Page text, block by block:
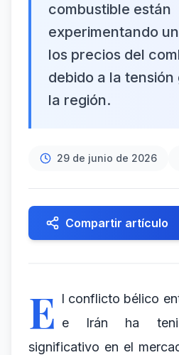
combustible están
experimentando
los precios del
debido a la
la región.
29 de junio de 2026
Compartir artículo
E l conflicto bélico
e Irán ha
significativo en el